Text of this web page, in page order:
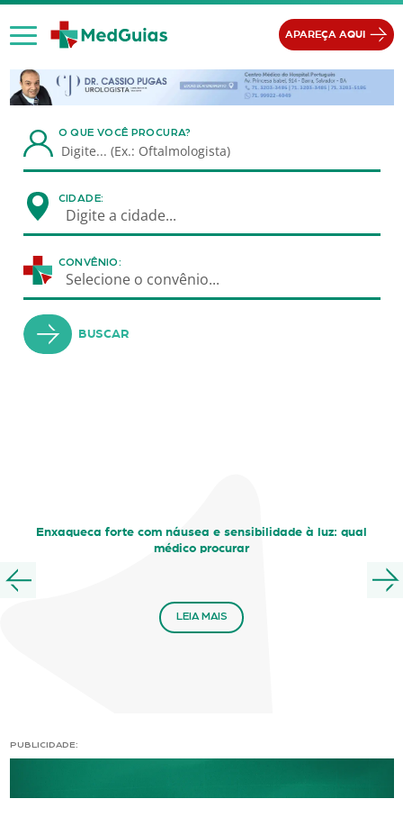
Ir para o conteúdo
APAREÇA AQUI
O QUE VOCÊ PROCURA?
CIDADE:
Digite a cidade...
CONVÊNIO:
Selecione o convênio...
BUSCAR
Enxaqueca forte com náusea e sensibilidade à luz: qual
médico procurar
LEIA MAIS
PUBLICIDADE: